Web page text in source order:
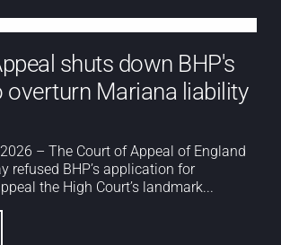
shuts down BHP's
overturn Mariana liability
– The Court of Appeal of England
refused BHP’s application for
the High Court’s landmark...